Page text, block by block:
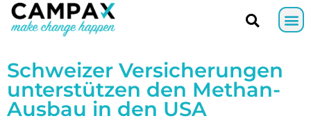
Schweizer Versicherungen
unterstützen den Methan-
Ausbau in den USA